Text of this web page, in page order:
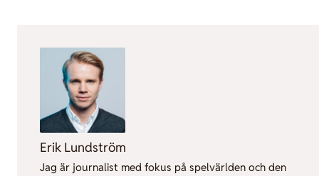
Erik Lundström
Jag är journalist med fokus på spelvärlden och den